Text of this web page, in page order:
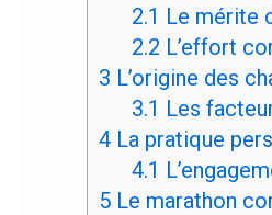
2.1 Le mérite
2.2 L’effort
3 L’origine des
3.1 Les
4La pratique
4.1
5Le marathon